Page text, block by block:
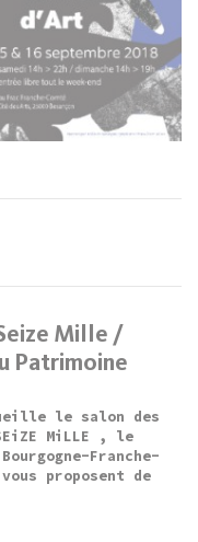
Mille /
Patrimoine
le salon des
MiLLE , le
Franche-
proposent de